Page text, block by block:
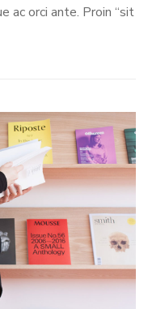
ac orci ante. Proin “sit